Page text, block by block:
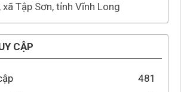
xã Tập Sơn, tỉnh Vĩnh Long
CẬP
481